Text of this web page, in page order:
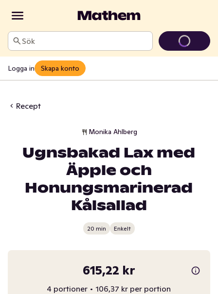
Sök
Logga in Skapa konto
Recept
Monika Ahlberg
Ugnsbakad Lax med
Äpple och
Honungsmarinerad
Kålsallad
20 min Enkelt
615,22 kr
4 portioner • 106,37 kr per portion